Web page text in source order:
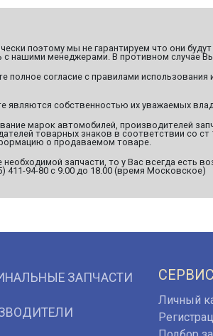
поэтому мы не гарантируем что они
с нашими менеджерами. В противном случае
согласие с правилами
являются собственностью их уважаемых
марок автомобилей, производителей
товарных знаков в соответствии со
о продаваемом товаре.
запчасти, то у Вас всегда
411-94-80 с 9.00 до 18.00 (время Московское)
ЗАПЧАСТИ
Личный